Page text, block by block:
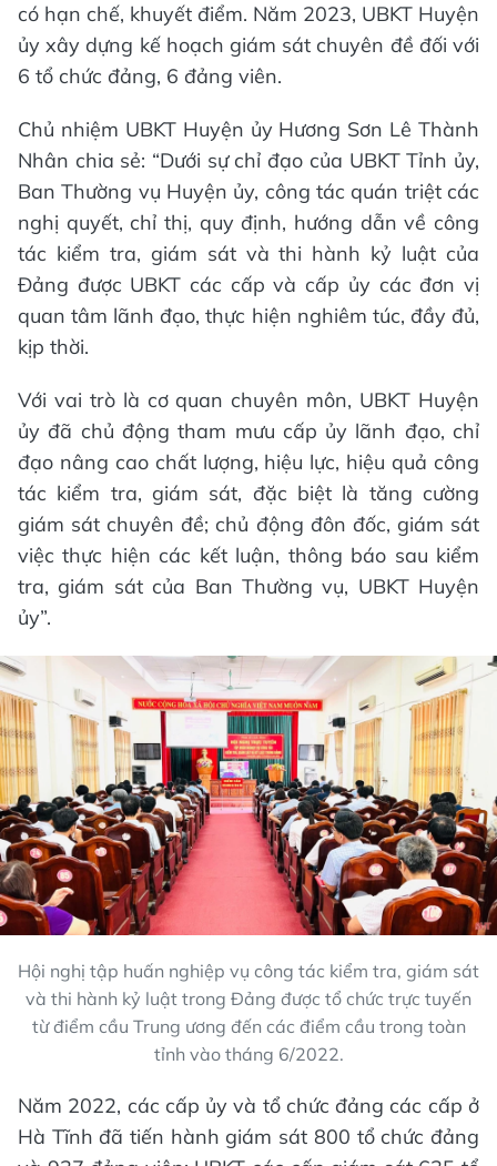
có hạn chế, khuyết điểm. Năm 2023, UBKT Huyện
ủy xây dựng kế hoạch giám sát chuyên đề đối với
6 tổ chức đảng, 6 đảng viên.
Chủ nhiệm UBKT Huyện ủy Hương Sơn Lê Thành
Nhân chia sẻ: “Dưới sự chỉ đạo của UBKT Tỉnh ủy,
Ban Thường vụ Huyện ủy, công tác quán triệt các
nghị quyết, chỉ thị, quy định, hướng dẫn về công
tác kiểm tra, giám sát và thi hành kỷ luật của
Đảng được UBKT các cấp và cấp ủy các đơn vị
quan tâm lãnh đạo, thực hiện nghiêm túc, đầy đủ,
kịp thời.
Với vai trò là cơ quan chuyên môn, UBKT Huyện
ủy đã chủ động tham mưu cấp ủy lãnh đạo, chỉ
đạo nâng cao chất lượng, hiệu lực, hiệu quả công
tác kiểm tra, giám sát, đặc biệt là tăng cường
giám sát chuyên đề; chủ động đôn đốc, giám sát
việc thực hiện các kết luận, thông báo sau kiểm
tra, giám sát của Ban Thường vụ, UBKT Huyện
ủy”.
Hội nghị tập huấn nghiệp vụ công tác kiểm tra, giám sát
và thi hành kỷ luật trong Đảng được tổ chức trực tuyến
từ điểm cầu Trung ương đến các điểm cầu trong toàn
tỉnh vào tháng 6/2022.
Năm 2022, các cấp ủy và tổ chức đảng các cấp ở
Hà Tĩnh đã tiến hành giám sát 800 tổ chức đảng